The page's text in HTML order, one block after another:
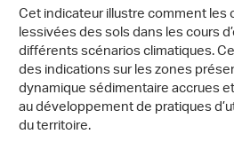
Cet indicateur illustre comment
lessivées des sols dans les cours
différents scénarios climatiques.
des indications sur les zones
dynamique sédimentaire accrues
au développement de pratiques
du territoire.